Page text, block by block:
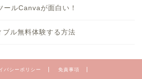
ールCanvaが面白い！
ル無料体験する方法
バシーポリシー 免責事項